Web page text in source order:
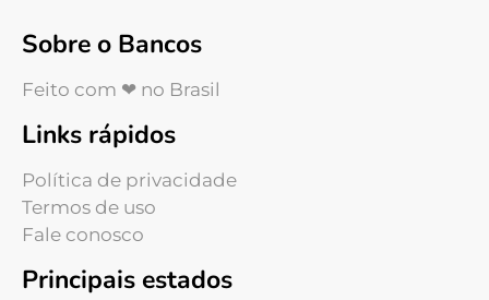
Sobre o Bancos
Feito com ❤ no Brasil
Links rápidos
Política de privacidade
Termos de uso
Fale conosco
Principais estados